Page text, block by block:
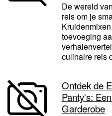
De wereld
reis om je
toevoeging
culinaire reis
Ontdek de
Panty's:
Garderobe